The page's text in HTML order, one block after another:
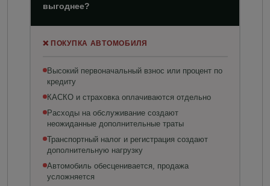
выгоднее?
❌ ПОКУПКА АВТОМОБИЛЯ
Высокий первоначальный взнос или процент по
кредиту
КАСКО и страховка оплачиваются отдельно
Расходы на обслуживание создают
неожиданные дополнительные траты
Транспортный налог и регистрация создают
дополнительную нагрузку
Автомобиль обесценивается, продажа
усложняется